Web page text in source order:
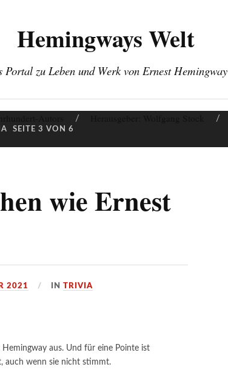
Hemingways Welt
Portal zu Leben und Werk von Ernest Hemingway
SEITE 3 VON 6
wie Ernest
2021 INTRIVIA
aus. Und für eine Pointe ist
auch wenn sie nicht stimmt.